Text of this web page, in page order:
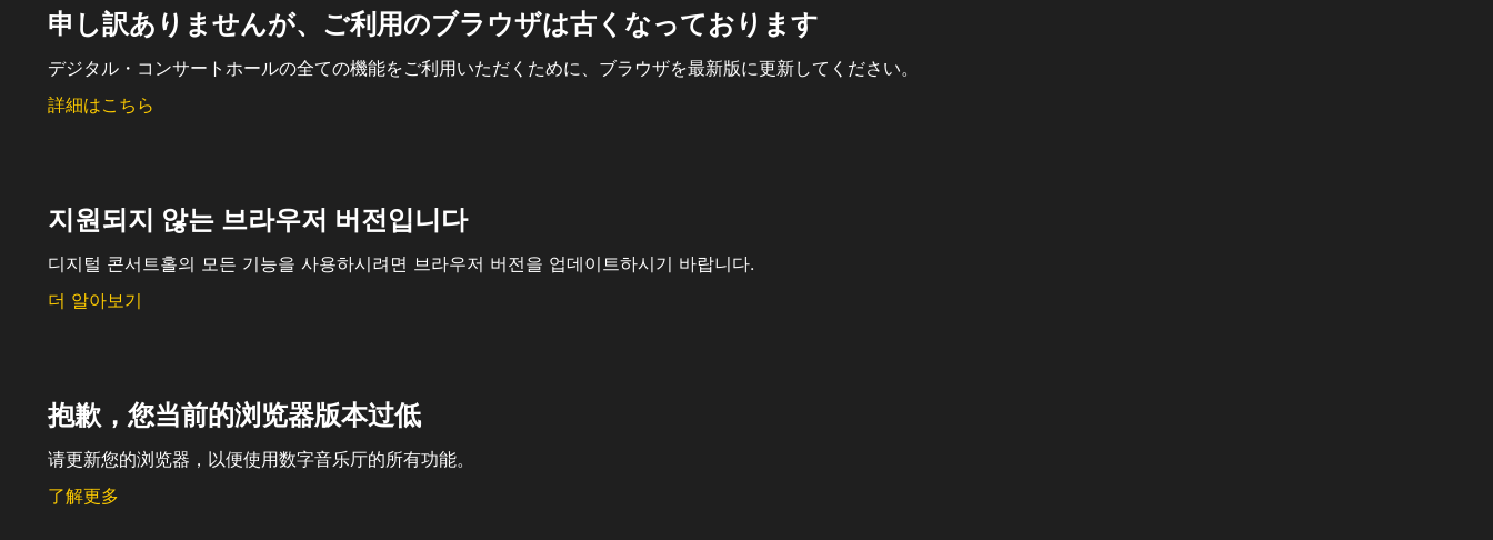
申し訳ありませんが、ご利用のブラウザは古くなっております
デジタル・コンサートホールの全ての機能をご利用いただくために、ブラウザを最新版に更新してください。
詳細はこちら
지원되지 않는 브라우저 버전입니다
디지털 콘서트홀의 모든 기능을 사용하시려면 브라우저 버전을 업데이트하시기 바랍니다.
더 알아보기
抱歉，您当前的浏览器版本过低
请更新您的浏览器，以便使用数字音乐厅的所有功能。
了解更多